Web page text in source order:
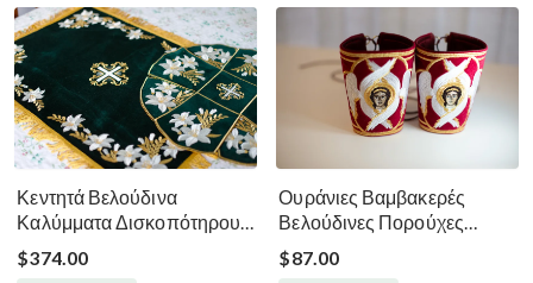
Κεντητά Βελούδινα
Καλύμματα Δισκοπότηρου -
Σκούρο Πράσινο
$374.00
Ουράνιες Βαμβακερές
Βελούδινες Πορούχες
Κληρικών
$87.00